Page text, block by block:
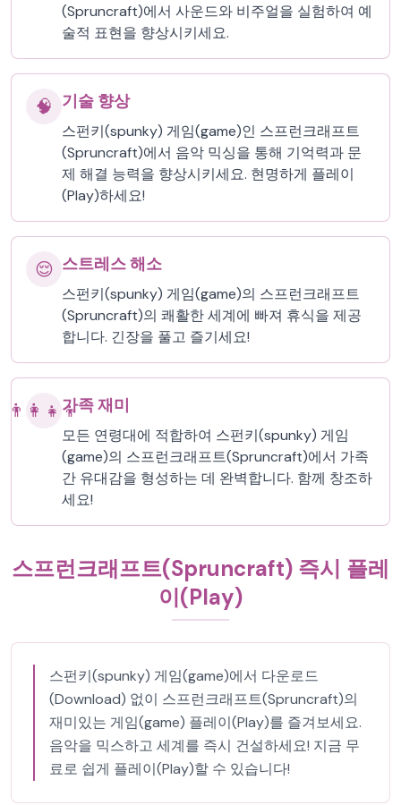
(Spruncraft)에서 사운드와 비주얼을 실험하여 예
술적 표현을 향상시키세요.
🧠 기술 향상
스펀키(spunky) 게임(game)인 스프런크래프트
(Spruncraft)에서 음악 믹싱을 통해 기억력과 문
제 해결 능력을 향상시키세요. 현명하게 플레이
(Play)하세요!
😌 스트레스 해소
스펀키(spunky) 게임(game)의 스프런크래프트
(Spruncraft)의 쾌활한 세계에 빠져 휴식을 제공
합니다. 긴장을 풀고 즐기세요!
👨‍👩‍👧‍👦가족 재미
모든 연령대에 적합하여 스펀키(spunky) 게임
(game)의 스프런크래프트(Spruncraft)에서 가족
간 유대감을 형성하는 데 완벽합니다. 함께 창조하
세요!
스프런크래프트(Spruncraft) 즉시 플레
이(Play)
스펀키(spunky) 게임(game)에서 다운로드
(Download) 없이 스프런크래프트(Spruncraft)의
재미있는 게임(game) 플레이(Play)를 즐겨보세요.
음악을 믹스하고 세계를 즉시 건설하세요! 지금 무
료로 쉽게 플레이(Play)할 수 있습니다!